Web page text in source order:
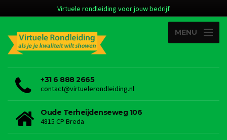
Virtuele rondleiding voor jouw bedrijf
MENU
+31 6 888 2665
contact@virtuelerondleiding.nl
Oude Terheijdenseweg 106
4815 CP Breda